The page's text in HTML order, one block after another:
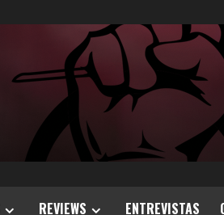
REVIEWS ENTREVISTAS